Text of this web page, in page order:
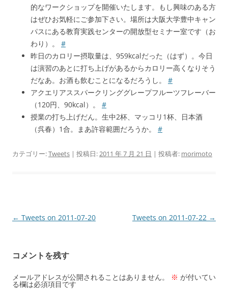
的なワークショップを開催いたします。もし興味のある方
はぜひお気軽にご参加下さい。場所は大阪大学豊中キャン
パスにある教育実践センターの開放型セミナー室です（お
わり）。 #
昨日のカロリー摂取量は、959kcalだった（はず）。今日
は演習のあとに打ち上げがあるからカロリー高くなりそう
だなあ。お酒も飲むことになるだろうし。 #
アクエリアススパークリンググレープフルーツフレーバー
（120円、90kcal）。 #
授業の打ち上げだん。生中2杯、マッコリ1杯、日本酒
（呉春）1合。まあ許容範囲だろうか。 #
カテゴリー:Tweets | 投稿日:2011 年 7 月 21 日 | 投稿者: morimoto
投
ビ
ゲ
ー
← Tweets on 2011-07-20 Tweets on 2011-07-22 →
コメントを残す
メールアドレスが公開されることはありません。 ※ が付いてい
る欄は必須項目です